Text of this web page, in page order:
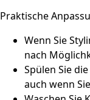
Praktische
Wenn Sie
nach
Spülen Sie
auch wenn